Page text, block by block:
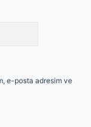
e-posta adresim ve